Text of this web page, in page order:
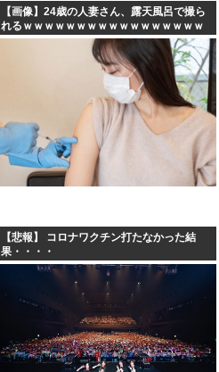
【画像】24歳の人妻さん、露天風呂で撮ら
れるｗｗｗｗｗｗｗｗｗｗｗｗｗｗｗｗｗ
【悲報】 コロナワクチン打たなかった結
果・・・・